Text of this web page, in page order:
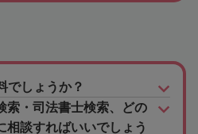
でしょうか？
索・司法書士検索、どの
相談すればいいでしょう